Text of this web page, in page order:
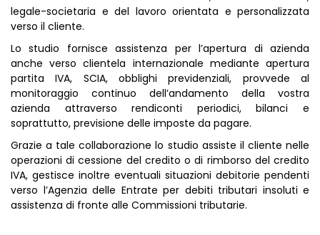
legale-societaria e del lavoro orientata e personalizzata
verso il cliente.
Lo studio fornisce assistenza per l’apertura di azienda
anche verso clientela internazionale mediante apertura
partita IVA, SCIA, obblighi previdenziali, provvede al
monitoraggio continuo dell’andamento della vostra
azienda attraverso rendiconti periodici, bilanci e
soprattutto, previsione delle imposte da pagare.
Grazie a tale collaborazione lo studio assiste il cliente nelle
operazioni di cessione del credito o di rimborso del credito
IVA, gestisce inoltre eventuali situazioni debitorie pendenti
verso l’Agenzia delle Entrate per debiti tributari insoluti e
assistenza di fronte alle Commissioni tributarie.